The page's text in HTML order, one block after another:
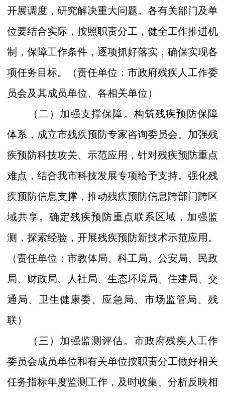
开展调度，研究解决重大问题。各有关部门及单
位要结合实际， 按照职责分工，健全工作推进机
制，保障工作条件，逐项抓好落实 ， 确保实现各
项任务目标。
（责任单位：市政府残疾人工作委
员会及其成员单位、 各相关单位）
（二）加强支撑保障。 构筑残疾预防保障
体系，成立市残疾预防专家咨询委员会。加强残
疾预防科技攻关、示范应用，针对残疾预防重点
难点，结合我市科技发展专项给予支持。强化残
疾预防信息支撑，推动残疾预防信息跨部门跨区
域共享。确定残疾预防重点联系 区域 ，加强监
测，探索经验，开展残疾预防新技术示范应用。
（责任单位：市教体局、 科工局、公安局、民政
局、财政局、人社局、生态环境局、住建局、交
通局、卫生健康委、应急局、市场监管局、残
联）
（三）加强监测评估。 市政府残疾人工作
委员会成员单位和有关单位按职责分工做好相关
任务指标年度监测工作，及时收集、分析反映相